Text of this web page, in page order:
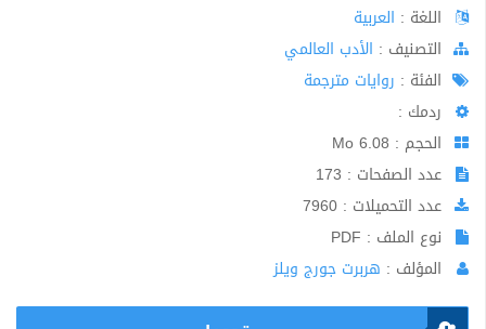
اللغة : العربية
اﻟﺘﺼﻨﻴﻒ : الأدب العالمي
الفئة : روايات مترجمة
ردمك :
الحجم : 6.08 Mo
عدد الصفحات : 173
عدد التحميلات : 7960
نوع الملف : PDF
المؤلف : هربرت جورج ويلز